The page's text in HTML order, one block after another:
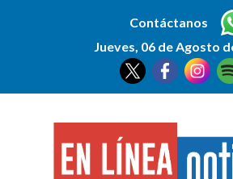
Contáctanos
Jueves, 06 de Agosto